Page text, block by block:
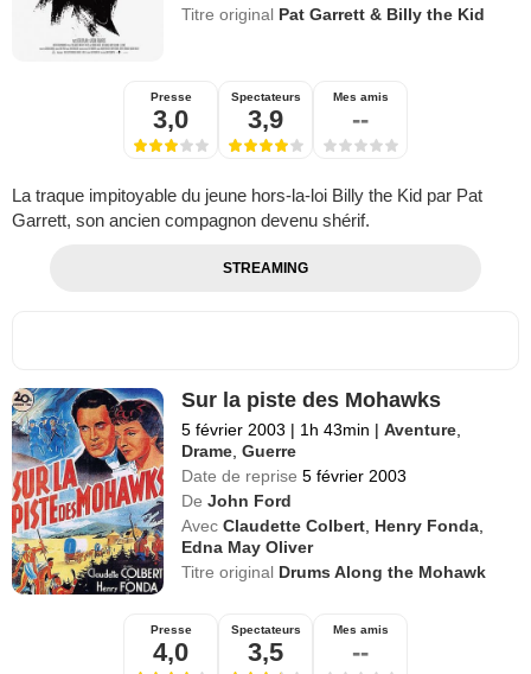
Titre original Pat Garrett & Billy the Kid
Presse
3,0
Spectateurs
3,9
Mes amis
--
La traque impitoyable du jeune hors-la-loi Billy the Kid par Pat
Garrett, son ancien compagnon devenu shérif.
STREAMING
Sur la piste des Mohawks
5 février 2003 | 1h 43min | Aventure
Drame ,Guerre
Date de reprise 5 février 2003
De John Ford
Avec Claudette Colbert Henry Fonda
Edna May Oliver
Titre original Drums Along the Mohawk
Presse
4,0
Spectateurs
3,5
Mes amis
--